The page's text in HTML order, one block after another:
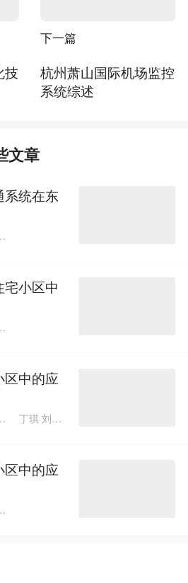
技
下一篇
杭州萧山国际机场监控
系统综述
文章
系统在东
小区中
区中的应
丁琪 刘磊
区中的应